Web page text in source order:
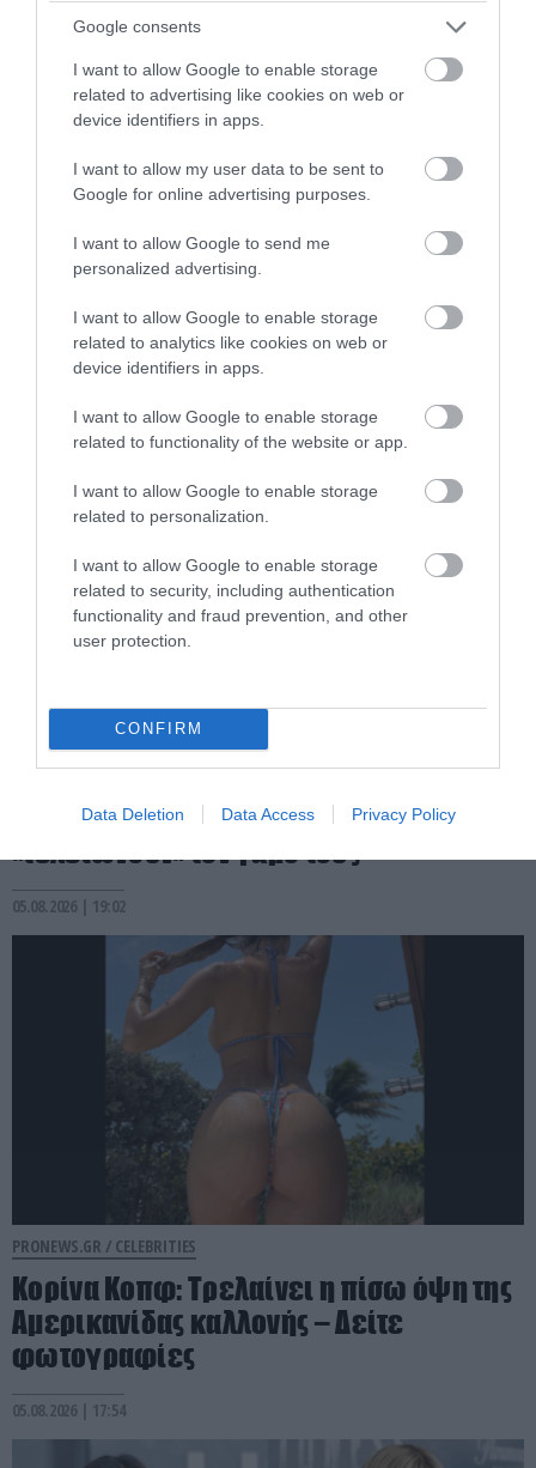
Google consents
I want to allow Google to enable storage
related to advertising like cookies on web or
device identifiers in apps.
I want to allow my user data to be sent to
Google for online advertising purposes.
I want to allow Google to send me
personalized advertising.
I want to allow Google to enable storage
related to analytics like cookies on web or
device identifiers in apps.
I want to allow Google to enable storage
related to functionality of the website or app.
I want to allow Google to enable storage
related to personalization.
I want to allow Google to enable storage
related to security, including authentication
functionality and fraud prevention, and other
user protection.
CONFIRM
Data Deletion Data Access Privacy Policy
PRONEWS.GR /CELEBRITIES
Στέισι Καρανικολάου: Η
Ελληνοαμερικανή influencer πόζαρε με
χρυσό μπικίνι & αποθεώθηκε για τις
καμπύλες της (φωτο)
CELEBRITIES
η Ανδρομάχη και Γιώργος Λιβάνης
«τελειώνουν» τον γάμο τους
05.08.2026 | 19:02
PRONEWS.GR / CELEBRITIES
Κορίνα Κοπφ: Τρελαίνει η πίσω όψη της
Αμερικανίδας καλλονής – Δείτε
φωτογραφίες
05.08.2026 | 17:54